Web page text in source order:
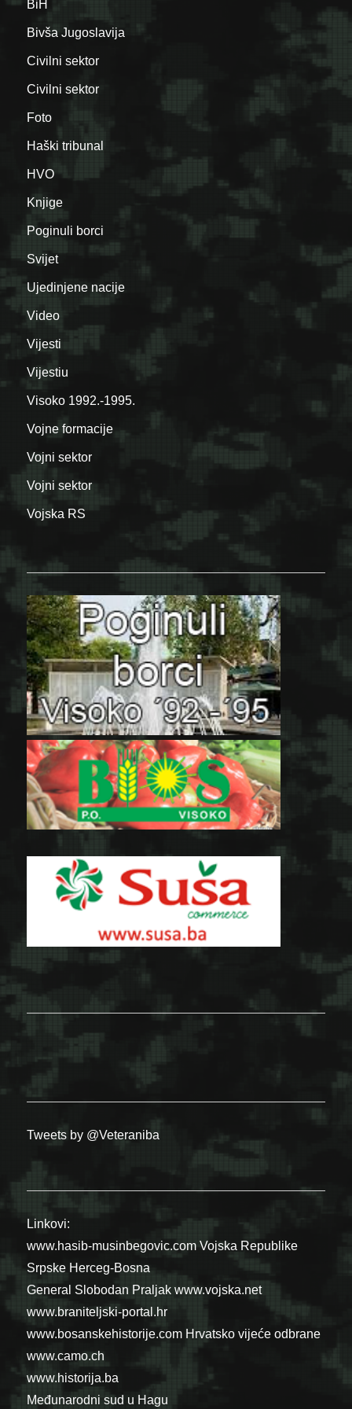
BiH
Bivša Jugoslavija
Civilni sektor
Civilni sektor
Foto
Haški tribunal
HVO
Knjige
Poginuli borci
Svijet
Ujedinjene nacije
Video
Vijesti
Vijestiu
Visoko 1992.-1995.
Vojne formacije
Vojni sektor
Vojni sektor
Vojska RS
Tweets by @Veteraniba
Linkovi:
www.hasib-musinbegovic.com Vojska Republike
Srpske Herceg-Bosna
General Slobodan Praljak www.vojska.net
www.braniteljski-portal.hr
www.bosanskehistorije.com Hrvatsko vijeće odbrane
www.camo.ch
www.historija.ba
Međunarodni sud u Hagu